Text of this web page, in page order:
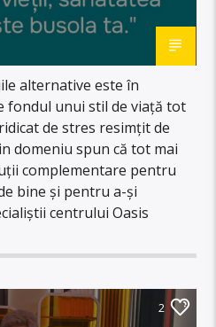
alternative este în
fondul unui stil de viață tot
de stres resimțit de
domeniu spun că tot mai
complementare pentru
bine și pentru a-și
centrului Oasis
2